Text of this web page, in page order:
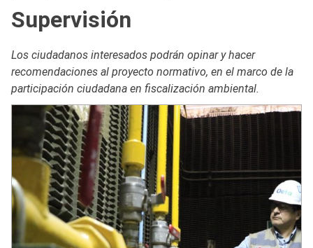
Supervisión
Los ciudadanos interesados podrán opinar y hacer
recomendaciones al proyecto normativo, en el marco de la
participación ciudadana en fiscalización ambiental.